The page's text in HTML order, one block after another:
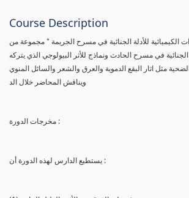
Course Description
الكيميائية للأدلة الجنائية في مسرح الجريمة " مجموعة من
في مسرح الحادث ونماذج للأثر البيولوجي الذي يتركه
مثل اثار البقع الدموية والعرق والشعر والسائل المنوي
ويناقش المحاضر خلال الد
مخرجات الدورة :
يستطيع الدارس لهذه الدورة أن :